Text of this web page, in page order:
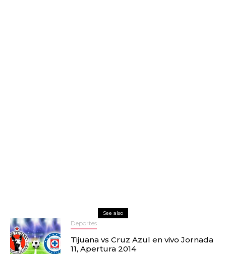
See also
Deportes
Tijuana vs Cruz Azul en vivo Jornada
11, Apertura 2014